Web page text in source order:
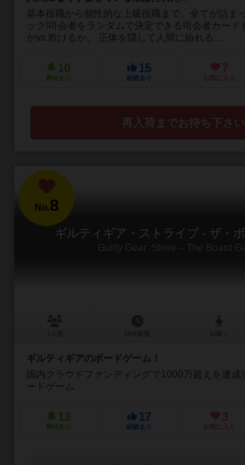
基本役職から個性的な上級役職まで、全てが詰ま
ック!司会者をランダムで決定できる司会者カード
かvs.欺けるか。 正体を隠して人間に紛れる...
10
興味あり
15
経験あり
7
お気に入り
再入荷までお待ち下さい
No.8
ギルティギア・ストライブ - ザ・
Guilty Gear: Strive – The Board
ギルティギアのボードゲーム！
国内クラウドファンディングで1000万超えを達成
ードゲーム
13
興味あり
17
経験あり
3
お気に入り